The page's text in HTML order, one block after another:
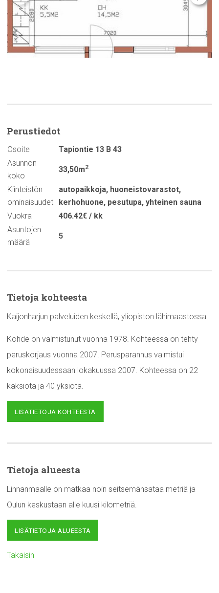
Perustiedot
Osoite
Tapiontie 13 B 43
Asunnon
koko
33,50m2
Kiinteistön
ominaisuudet
autopaikkoja, huoneistovarastot,
kerhohuone, pesutupa, yhteinen sauna
Vuokra
406.42€ / kk
Asuntojen
määrä
5
Tietoja kohteesta
Kaijonharjun palveluiden keskellä, yliopiston lähimaastossa.
Kohde on valmistunut vuonna 1978. Kohteessa on tehty
peruskorjaus vuonna 2007. Perusparannus valmistui
kokonaisuudessaan lokakuussa 2007. Kohteessa on 22
kaksiota ja 40 yksiötä.
LISÄTIETOJA KOHTEESTA
Tietoja alueesta
Linnanmaalle on matkaa noin seitsemänsataa metriä ja
Oulun keskustaan alle kuusi kilometriä.
LISÄTIETOJA ALUEESTA
Takaisin